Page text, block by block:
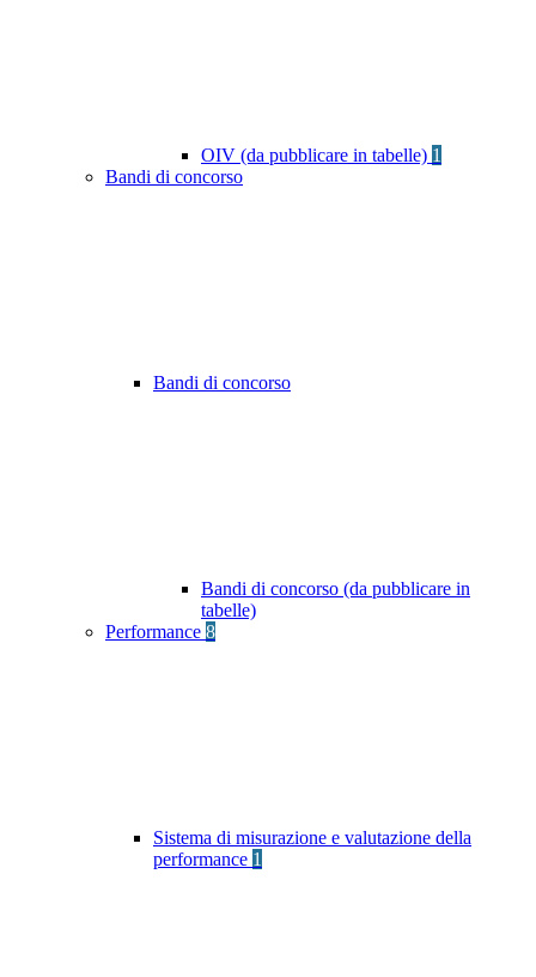
OIV (da pubblicare in tabelle) 1
Bandi di concorso
Bandi di concorso
Bandi di concorso (da pubblicare in
tabelle)
Performance 8
Sistema di misurazione e valutazione della
performance 1